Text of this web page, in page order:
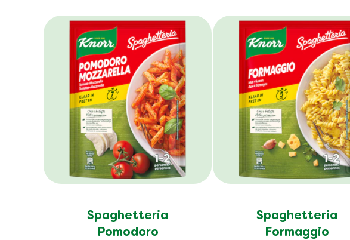
Spaghetteria
Pomodoro
Spaghetteria
Formaggio